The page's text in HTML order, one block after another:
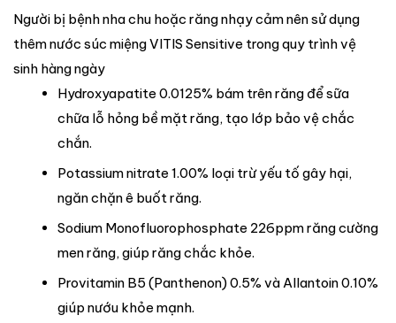
Người bị bệnh nha chu hoặc răng nhạy cảm nên sử dụng
thêm nước súc miệng VITIS Sensitive trong quy trình vệ
sinh hàng ngày
Hydroxyapatite 0.0125% bám trên răng để sữa
chữa lỗ hỏng bề mặt răng, tạo lớp bảo vệ chắc
chắn.
Potassium nitrate 1.00% loại trừ yếu tố gây hại,
ngăn chặn ê buốt răng.
Sodium Monofluorophosphate 226ppm răng cường
men răng, giúp răng chắc khỏe.
Provitamin B5 (Panthenon) 0.5% và Allantoin 0.10%
giúp nướu khỏe mạnh.